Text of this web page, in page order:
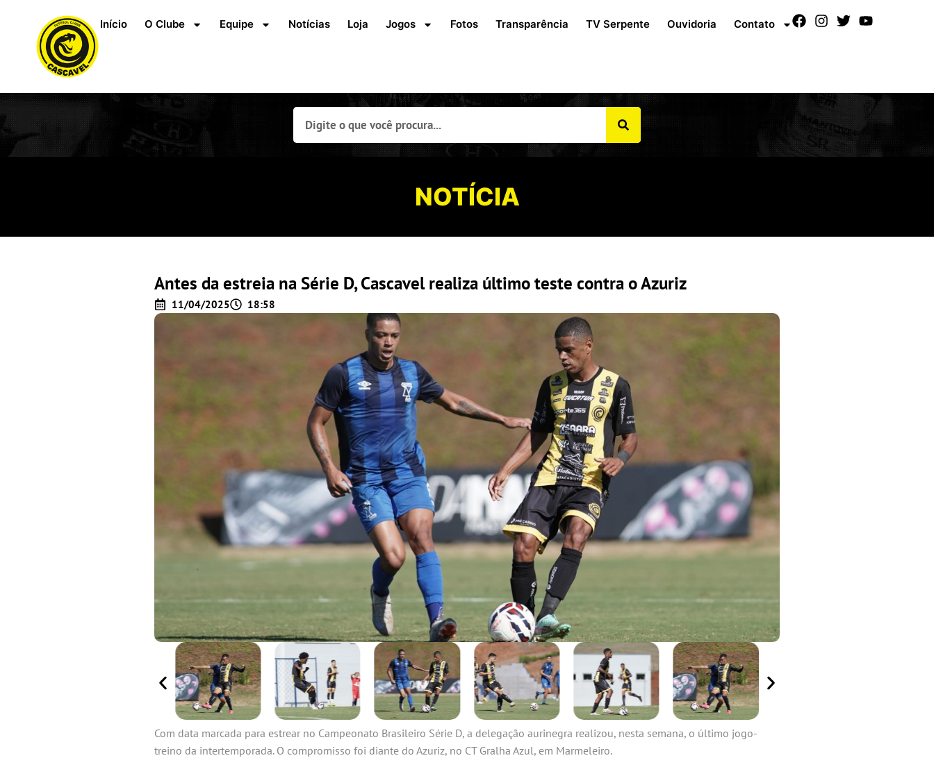
Início O Clube Equipe Notícias Loja Jogos Fotos Transparência TV Serpente Ouvidoria Contato
NOTÍCIA
Antes da estreia na Série D, Cascavel realiza último teste contra o Azuriz
11/04/2025 18:58
Com data marcada para estrear no Campeonato Brasileiro Série D, a delegação aurinegra realizou, nesta semana, o último jogo-
treino da intertemporada. O compromisso foi diante do Azuriz, no CT Gralha Azul, em Marmeleiro.